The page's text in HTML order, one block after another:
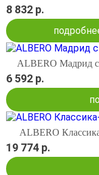
8 832 р.
ALBERO Мадрид
6 592 р.
ALBERO
19 774 р.